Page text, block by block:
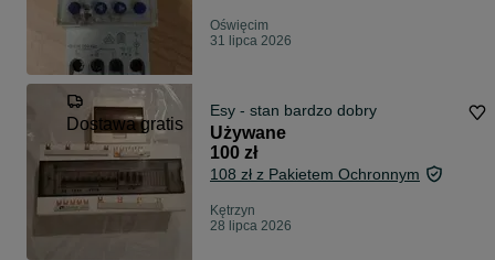
Oświęcim
31 lipca 2026
Dostawa gratis
Esy - stan bardzo dobry
Używane
100 zł
108 zł z Pakietem Ochronnym
Kętrzyn
28 lipca 2026